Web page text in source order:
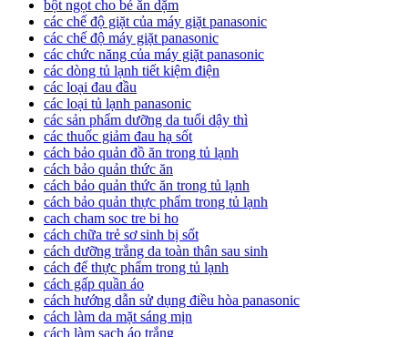
bột ngọt cho bé ăn dặm
các chế độ giặt của máy giặt panasonic
các chế độ máy giặt panasonic
các chức năng của máy giặt panasonic
các dòng tủ lạnh tiết kiệm điện
các loại đau đầu
các loại tủ lạnh panasonic
các sản phẩm dưỡng da tuổi dậy thì
các thuốc giảm đau hạ sốt
cách bảo quản đồ ăn trong tủ lạnh
cách bảo quản thức ăn
cách bảo quản thức ăn trong tủ lạnh
cách bảo quản thực phẩm trong tủ lạnh
cach cham soc tre bi ho
cách chữa trẻ sơ sinh bị sốt
cách dưỡng trắng da toàn thân sau sinh
cách để thực phẩm trong tủ lạnh
cách gấp quần áo
cách hướng dẫn sử dụng điều hòa panasonic
cách làm da mặt sáng mịn
cách làm sạch áo trắng